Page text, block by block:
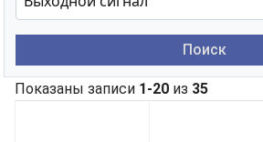
Поиск
Показаны записи 1-20 из 35